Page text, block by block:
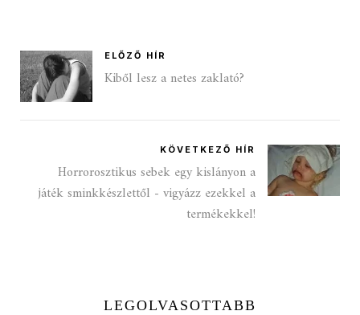
ELŐZŐ HÍR
Kiből lesz a netes zaklató?
KÖVETKEZŐ HÍR
Horrorosztikus sebek egy kislányon a
játék sminkkészlettől - vigyázz ezekkel a
termékekkel!
LEGOLVASOTTABB